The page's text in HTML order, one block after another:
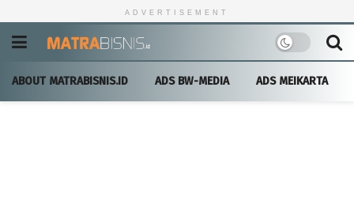
ADVERTISEMENT
ABOUT MATRABISNIS.ID ADS BW-MEDIA ADS MEIKARTA